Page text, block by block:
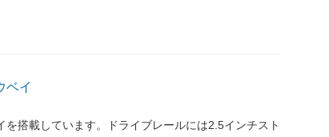
ベイ
を搭載しています。ドライブレールには2.5インチスト